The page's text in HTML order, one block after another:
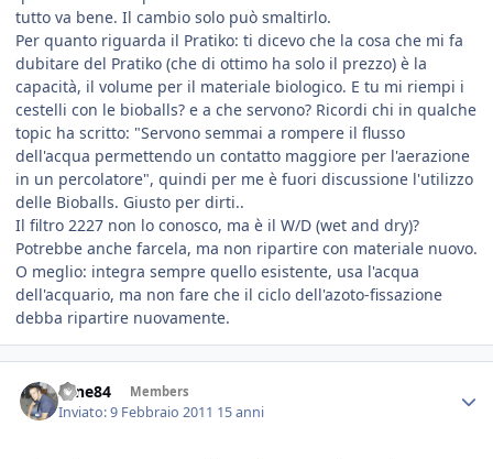
tutto va bene. Il cambio solo può smaltirlo.
Per quanto riguarda il Pratiko: ti dicevo che la cosa che mi fa
dubitare del Pratiko (che di ottimo ha solo il prezzo) è la
capacità, il volume per il materiale biologico. E tu mi riempi i
cestelli con le bioballs? e a che servono? Ricordi chi in qualche
topic ha scritto: "Servono semmai a rompere il flusso
dell'acqua permettendo un contatto maggiore per l'aerazione
in un percolatore", quindi per me è fuori discussione l'utilizzo
delle Bioballs. Giusto per dirti..
Il filtro 2227 non lo conosco, ma è il W/D (wet and dry)?
Potrebbe anche farcela, ma non ripartire con materiale nuovo.
O meglio: integra sempre quello esistente, usa l'acqua
dell'acquario, ma non fare che il ciclo dell'azoto-fissazione
debba ripartire nuovamente.
sane84 Members
Inviato:9 Febbraio 2011 15 anni